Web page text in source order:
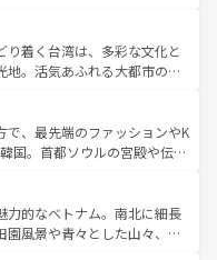
アメリカ
してほしい。
々を迎えてくれるハワイの
ドやハワイアンミュージッ
、すべてがハワイの魅力を彩
イ情報
ほしい。
えるウルル（エアーズロッ
生林やケアンズの熱帯雨林な
た、カフェやワイン、オージ
ており、サーフィンやダイ
ウトドア好きにはたまらな
魅力を存分に味わいつくそ
り着く台湾は、多彩な文化と
地。活気あふれる大都市の台
台湾東部など、都市の喧騒
り、訪れる人に新しい発見と
た、奥深い台湾の食文化も魅
ど、バラエティ豊かな料理
の台湾情報は コンテンツ一覧を参
で、最先端のファッションやK
国。首都ソウルの宮殿や伝統
々の自然美を楽しむことが
肉、絶品のストリートフード
待っている。夜には、韓国な
力的なベトナム。南北に細長
園風景や青々とした山々、世